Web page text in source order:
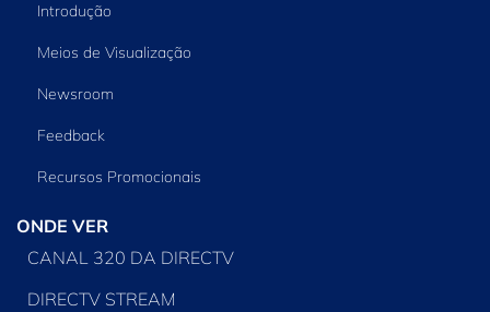
Introdução
Meios de Visualização
Newsroom
Feedback
Recursos Promocionais
ONDE VER
CANAL 320 DA DIRECTV
DIRECTV STREAM